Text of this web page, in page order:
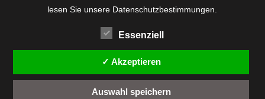
lesen Sie unsere Datenschutzbestimmungen.
Essenziell
✓ Akzeptieren
Auswahl speichern